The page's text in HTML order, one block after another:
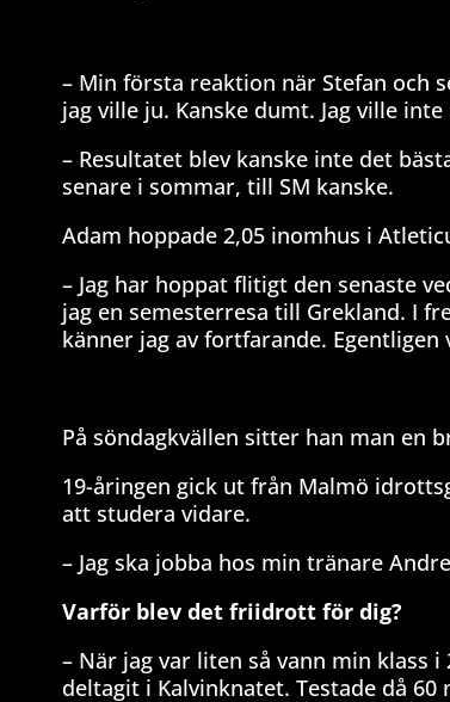
– Min första reaktion när Stefan och
jag ville ju. Kanske dumt. Jag ville
– Resultatet blev kanske inte det
senare i sommar, till SM kanske.
Adam hoppade 2,05 inomhus i
– Jag har hoppat flitigt den senaste
jag en semesterresa till Grekland. I
känner jag av fortfarande.
På söndagkvällen sitter han man en
19-åringen gick ut från Malmö
att studera vidare.
– Jag ska jobba hos min tränare
Varför blev det friidrott för dig?
– När jag var liten så vann min klass
deltagit i Kalvinknatet. Testade då